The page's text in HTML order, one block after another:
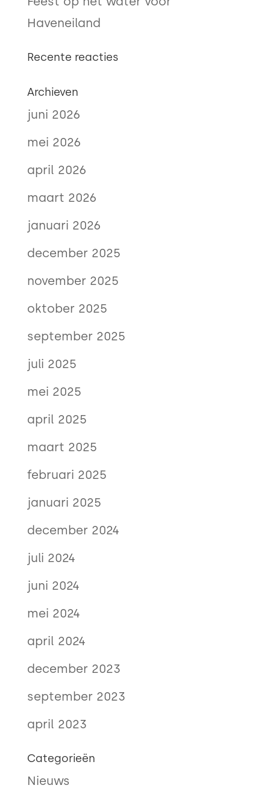
Haveneiland
Recente reacties
Archieven
juni 2026
mei 2026
april 2026
maart 2026
januari 2026
december 2025
november 2025
oktober 2025
september 2025
juli 2025
mei 2025
april 2025
maart 2025
februari 2025
januari 2025
december 2024
juli 2024
juni 2024
mei 2024
april 2024
december 2023
september 2023
april 2023
Categorieën
Nieuws